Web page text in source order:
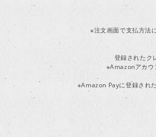
※注文画面で支払方法
登録されたク
※Amazonアカウ
※Amazon Payに登録され